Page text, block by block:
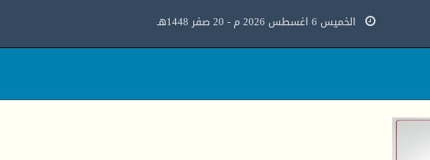
الخميس 6 اغسطس 2026 م - 20 صفر 1448هـ